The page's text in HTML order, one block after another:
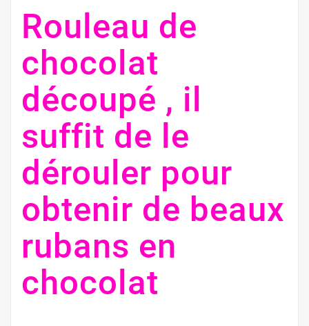
Rouleau de
chocolat
découpé , il
suffit de le
dérouler pour
obtenir de beaux
rubans en
chocolat